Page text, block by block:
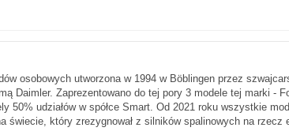
osobowych utworzona w 1994 w Böblingen przez
Daimler. Zaprezentowano do tej pory 3 modele tej marki -
50% udziałów w spółce Smart. Od 2021 roku wszystkie
świecie, który zrezygnował z silników spalinowych na rzecz